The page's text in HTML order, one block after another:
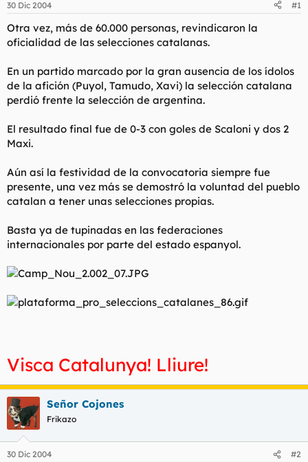
d
l
t
m
a
i
o
30 Dic 2004 #1
Otra vez, más de 60.000 personas, revindicaron la
oficialidad de las selecciones catalanas.
En un partido marcado por la gran ausencia de los ídolos
de la afición (Puyol, Tamudo, Xavi) la selección catalana
perdió frente la selección de argentina.
El resultado final fue de 0-3 con goles de Scaloni y dos 2
Maxi.
Aún así la festividad de la convocatoria siempre fue
presente, una vez más se demostró la voluntad del pueblo
catalan a tener unas selecciones propias.
Basta ya de tupinadas en las federaciones
internacionales por parte del estado espanyol.
Visca Catalunya! Lliure!
Señor Cojones
Frikazo
30 Dic 2004 #2